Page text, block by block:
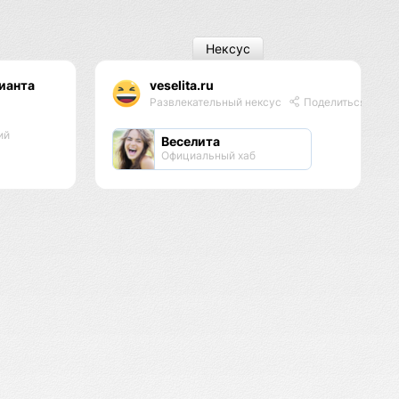
veselita.ru
Развлекательный нексус Поделиться
Веселита
Официальный хаб
Нексус